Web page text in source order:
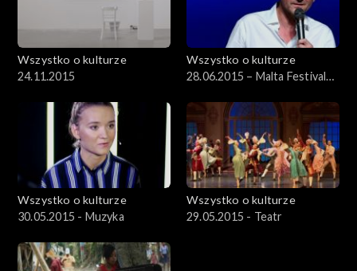
Wszystko o kulturze
24.11.2015
Wszystko o kulturze
28.06.2015 – Malta Festival
Wszystko o kulturze
30.05.2015 - Muzyka
Wszystko o kulturze
29.05.2015 - Teatr